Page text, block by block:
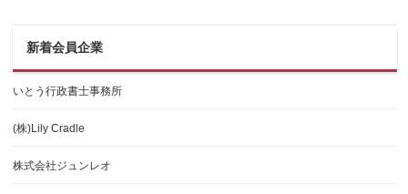
新着会員企業
いとう行政書士事務所
(株)Lily Cradle
株式会社ジュンレオ